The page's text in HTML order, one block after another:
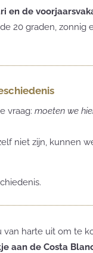
en de
20 graden, zonnig
vraag: moeten we
niet zijn, kunnen
van harte uit om te
aan de Costa